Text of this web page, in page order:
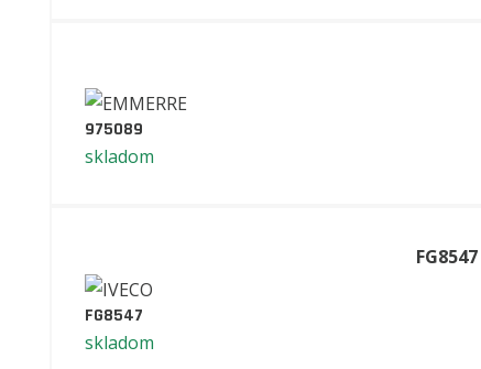
975089
skladom
FG8547
FG8547
skladom